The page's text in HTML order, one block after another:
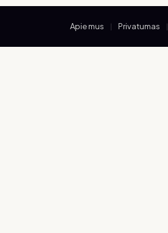
Apie mus Privatumas